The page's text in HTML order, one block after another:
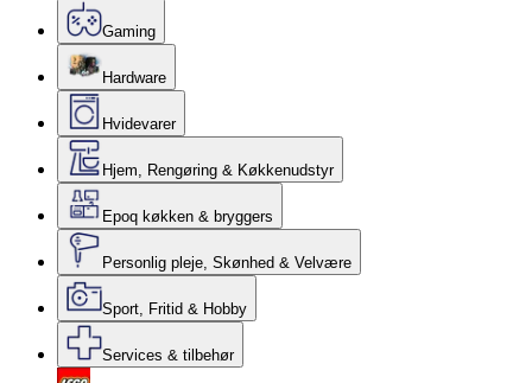
Gaming
Hardware
Hvidevarer
Hjem, Rengøring & Køkkenudstyr
Epoq køkken & bryggers
Personlig pleje, Skønhed & Velvære
Sport, Fritid & Hobby
Services & tilbehør